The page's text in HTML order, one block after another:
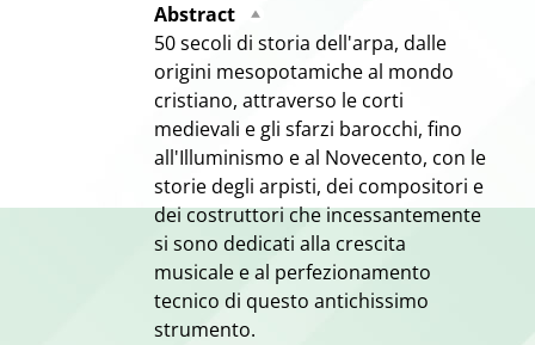
Abstract
50 secoli di storia dell'arpa, dalle
origini mesopotamiche al mondo
cristiano, attraverso le corti
medievali e gli sfarzi barocchi, fino
all'Illuminismo e al Novecento, con le
storie degli arpisti, dei compositori e
dei costruttori che incessantemente
si sono dedicati alla crescita
musicale e al perfezionamento
tecnico di questo antichissimo
strumento.